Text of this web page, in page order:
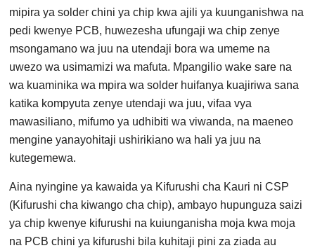
mipira ya solder chini ya chip kwa ajili ya kuunganishwa na
pedi kwenye PCB, huwezesha ufungaji wa chip zenye
msongamano wa juu na utendaji bora wa umeme na
uwezo wa usimamizi wa mafuta. Mpangilio wake sare na
wa kuaminika wa mpira wa solder huifanya kuajiriwa sana
katika kompyuta zenye utendaji wa juu, vifaa vya
mawasiliano, mifumo ya udhibiti wa viwanda, na maeneo
mengine yanayohitaji ushirikiano wa hali ya juu na
kutegemewa.
Aina nyingine ya kawaida ya Kifurushi cha Kauri ni CSP
(Kifurushi cha kiwango cha chip), ambayo hupunguza saizi
ya chip kwenye kifurushi na kuiunganisha moja kwa moja
na PCB chini ya kifurushi bila kuhitaji pini za ziada au